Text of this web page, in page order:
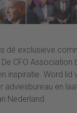
dé exclusieve
De CFO
inspiratie. Word lid
en
Nederland.